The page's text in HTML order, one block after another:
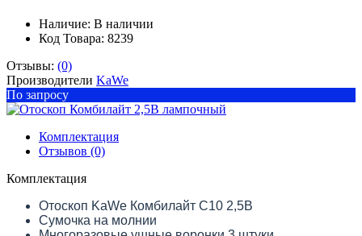
Наличие: В наличии
Код Товара: 8239
Отзывы: (0)
Производители KaWe
По запросу
Комплектация
Отзывов (0)
Комплектация
Отоскоп KaWe Комбилайт С10 2,5В
Сумочка на молнии